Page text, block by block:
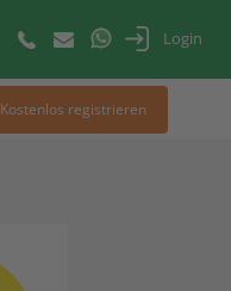
Login
Kostenlos registrieren